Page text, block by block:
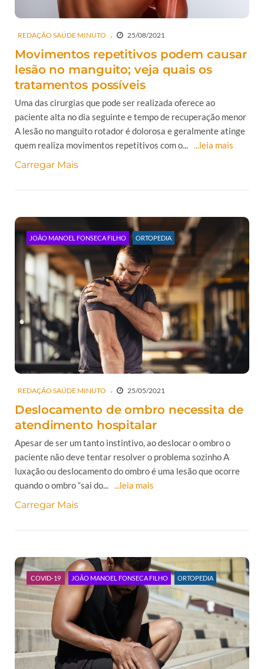
REDAÇÃO SAÚDE MINUTO 25/08/2021
Movimentos repetitivos podem causar
lesão no manguito; veja quais os
tratamentos possíveis
Uma das cirurgias que pode ser realizada oferece ao
paciente alta no dia seguinte e tempo de recuperação menor
A lesão no manguito rotador é dolorosa e geralmente atinge
quem realiza movimentos repetitivos com o... ...leia mais
Carregar Mais
JOÃO MANOEL FONSECA FILHO ORTOPEDIA
REDAÇÃO SAÚDE MINUTO 25/05/2021
Deslocamento de ombro necessita de
atendimento hospitalar
Apesar de ser um tanto instintivo, ao deslocar o ombro o
paciente não deve tentar resolver o problema sozinho A
luxação ou deslocamento do ombro é uma lesão que ocorre
quando o ombro “sai do...
...leia mais
Carregar Mais
COVID-19 JOÃO MANOEL FONSECA FILHO ORTOPEDIA